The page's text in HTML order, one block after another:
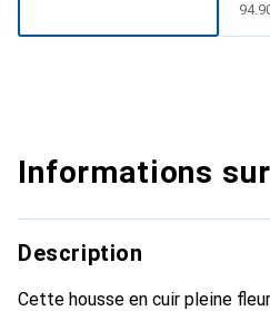
CHF
Informations
Description
Cette housse en cuir pleine